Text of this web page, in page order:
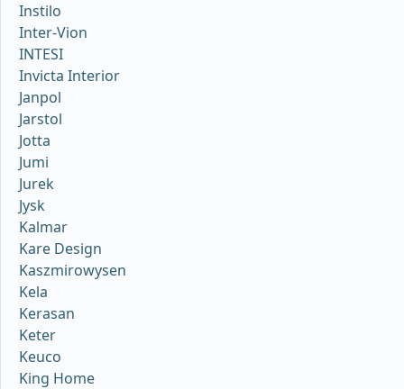
Instilo
Inter-Vion
INTESI
Invicta Interior
Janpol
Jarstol
Jotta
Jumi
Jurek
Jysk
Kalmar
Kare Design
Kaszmirowysen
Kela
Kerasan
Keter
Keuco
King Home